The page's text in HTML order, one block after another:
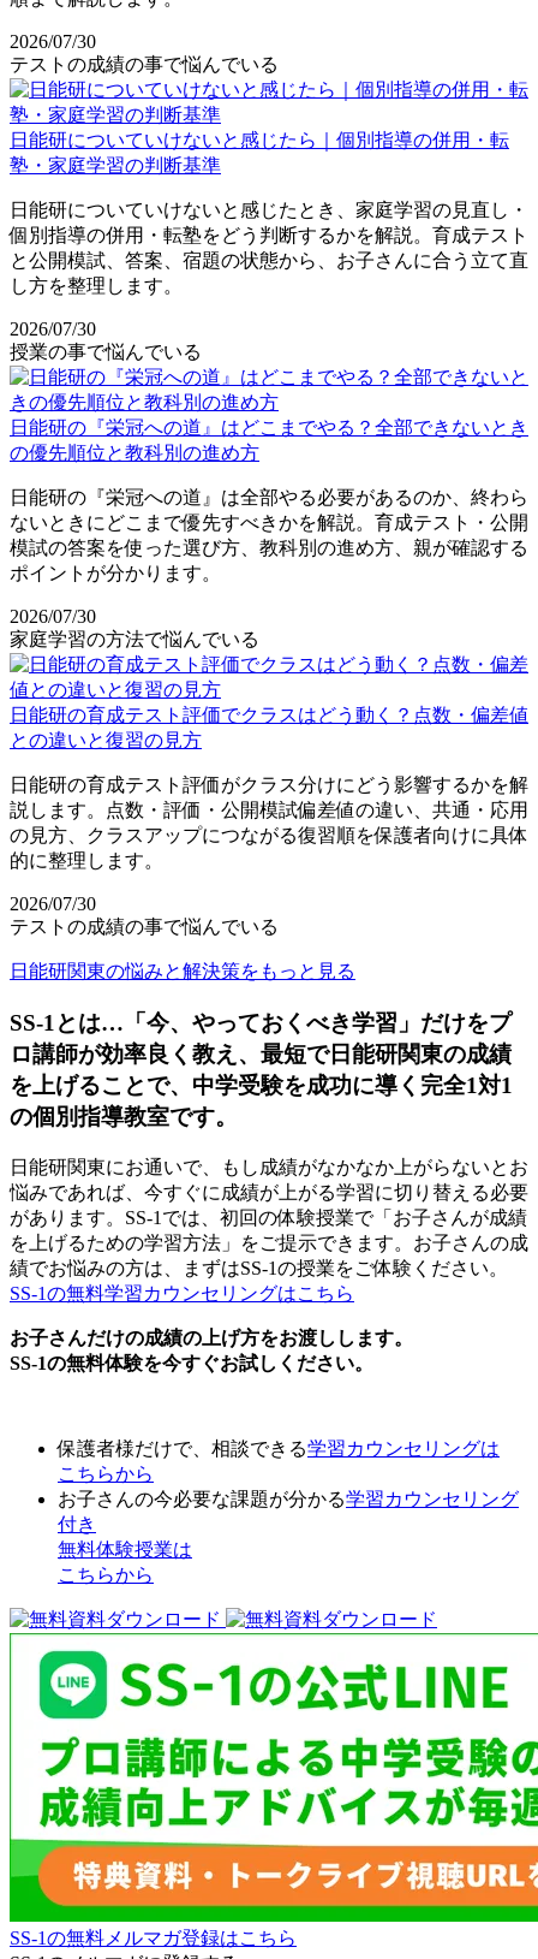
2026/07/30
テストの成績の事で悩んでいる
日能研についていけないと感じたら｜個別指導の併用・転
塾・家庭学習の判断基準
日能研についていけないと感じたとき、家庭学習の見直し・
個別指導の併用・転塾をどう判断するかを解説。育成テスト
と公開模試、答案、宿題の状態から、お子さんに合う立て直
し方を整理します。
2026/07/30
授業の事で悩んでいる
日能研の『栄冠への道』はどこまでやる？全部できないとき
の優先順位と教科別の進め方
日能研の『栄冠への道』は全部やる必要があるのか、終わら
ないときにどこまで優先すべきかを解説。育成テスト・公開
模試の答案を使った選び方、教科別の進め方、親が確認する
ポイントが分かります。
2026/07/30
家庭学習の方法で悩んでいる
日能研の育成テスト評価でクラスはどう動く？点数・偏差値
との違いと復習の見方
日能研の育成テスト評価がクラス分けにどう影響するかを解
説します。点数・評価・公開模試偏差値の違い、共通・応用
の見方、クラスアップにつながる復習順を保護者向けに具体
的に整理します。
2026/07/30
テストの成績の事で悩んでいる
日能研関東の悩みと解決策をもっと見る
SS-1とは…「今、やっておくべき学習」だけをプ
ロ講師が効率良く教え、最短で日能研関東の成績
を上げることで、中学受験を成功に導く完全1対1
の個別指導教室です。
日能研関東にお通いで、もし成績がなかなか上がらないとお
悩みであれば、今すぐに成績が上がる学習に切り替える必要
があります。SS-1では、初回の体験授業で「お子さんが成績
を上げるための学習方法」をご提示できます。お子さんの成
績でお悩みの方は、まずはSS-1の授業をご体験ください。
SS-1の無料学習カウンセリングはこちら
お子さんだけの成績の上げ方をお渡しします。
SS-1の無料体験を今すぐお試しください。
保護者様だけで、相談できる学習カウンセリングは
こちらから
お子さんの今必要な課題が分かる学習カウンセリング
付き
無料体験授業は
こちらから
SS-1の無料メルマガ登録はこちら